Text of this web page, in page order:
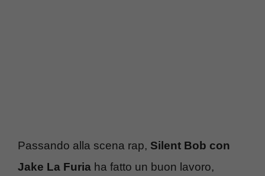
Passando alla scena rap, Silent Bob con
Jake La Furia ha fatto un buon lavoro,